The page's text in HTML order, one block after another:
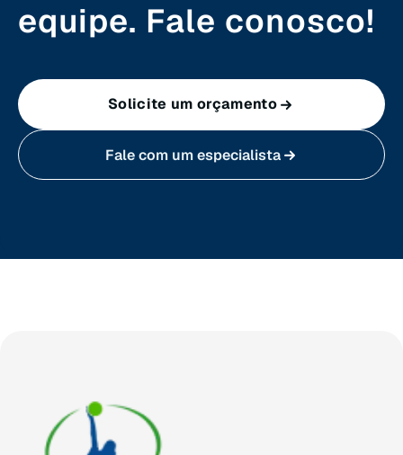
Sergipe (SE)
Tocantins (TO)
equipe. Fale conosco!
Solicite um orçamento
Fale com um especialista